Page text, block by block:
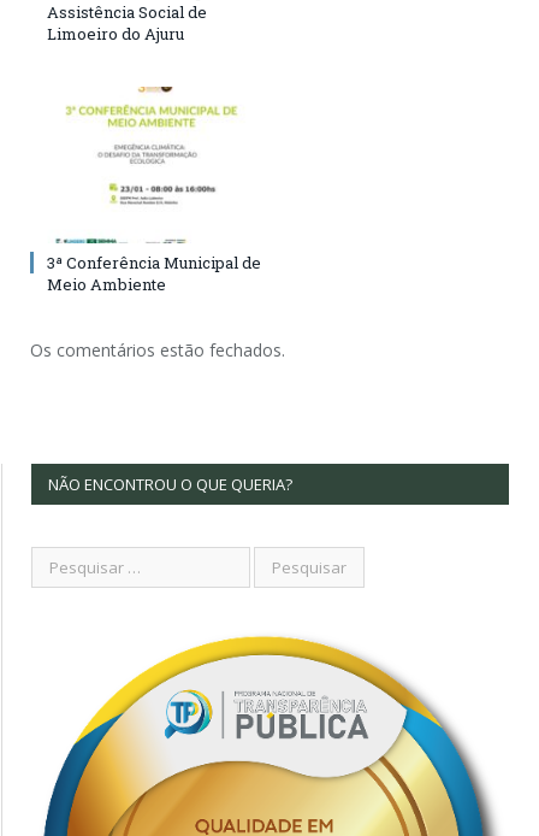
Assistência Social de
Limoeiro do Ajuru
3ª Conferência Municipal de
Meio Ambiente
Os comentários estão fechados.
NÃO ENCONTROU O QUE QUERIA?